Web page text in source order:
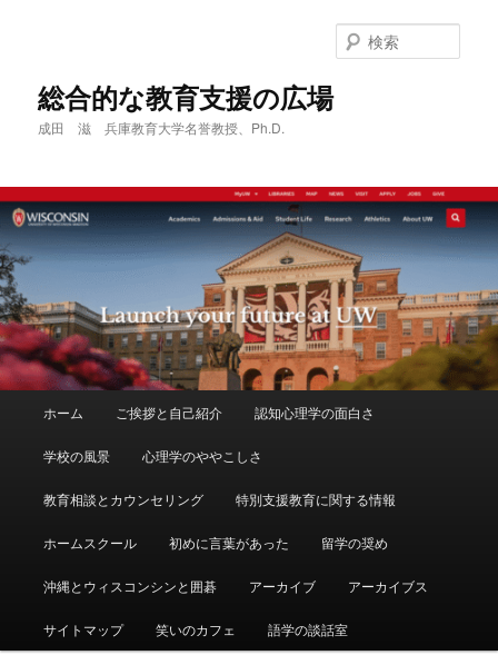
へ
移
動
移
動
総合的な教育支援の広場
成田 滋 兵庫教育大学名誉教授、Ph.D.
索
ホーム ご挨拶と自己紹介 認知心理学の面白さ
学校の風景 心理学のややこしさ
教育相談とカウンセリング 特別支援教育に関する情報
ホームスクール 初めに言葉があった 留学の奨め
沖縄とウィスコンシンと囲碁 アーカイブ アーカイブス
サイトマップ 笑いのカフェ 語学の談話室